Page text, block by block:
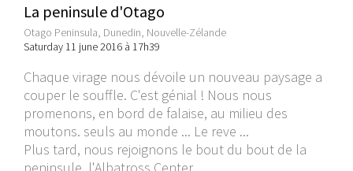
La peninsule d'Otago
Otago Peninsula, Dunedin, Nouvelle-Zélande
Saturday 11 june 2016 à 17h39
Chaque virage nous dévoile un nouveau paysage a
couper le souffle. C'est génial ! Nous nous
promenons, en bord de falaise, au milieu des
moutons. seuls au monde ... Le reve ...
Plus tard, nous rejoignons le bout du bout de la
peninsule, l'Albatross Center.